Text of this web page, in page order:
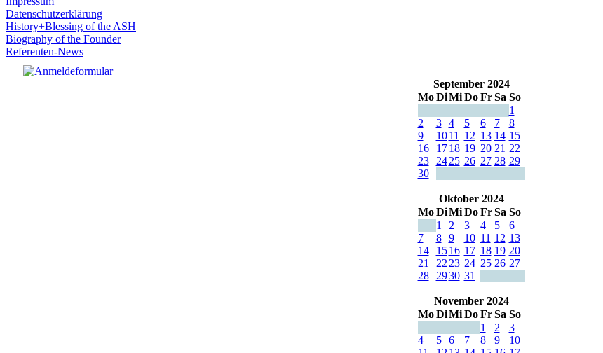
Datenschutzerklärung
History+Blessing of the ASH
Biography of the Founder
Referenten-News
September 2024
Mo DiMi Do Fr Sa So
1
2
3 4 5 6 7
8
9
10 11 12 13 14 15
16
17 18 19 20 21 22
23
24 25 26 27 28 29
30
Oktober 2024
Mo DiMi Do Fr Sa So
1
2 3 4 5
6
7
8 9 10 11 12 13
14
15 16 17 18 19 20
21
22 23 24 25 26 27
28
2930 31
November 2024
Mo DiMi Do Fr Sa So
1
2
3
4
5 6 7 8 9
10